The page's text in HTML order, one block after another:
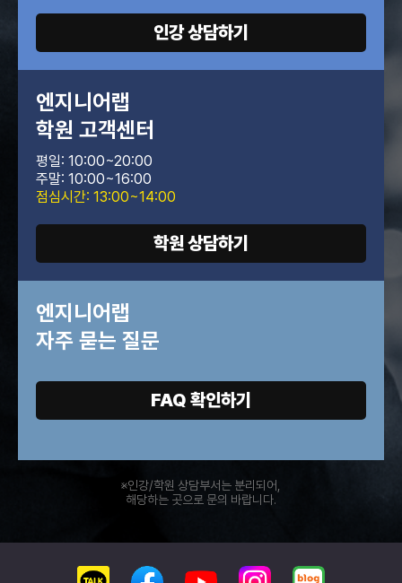
인강 상담하기
엔지니어랩
학원 고객센터
평일: 10:00~20:00
주말: 10:00~16:00
점심시간: 13:00~14:00
학원 상담하기
엔지니어랩
자주 묻는 질문
FAQ 확인하기
※인강/학원 상담부서는 분리되어,
해당하는 곳으로 문의 바랍니다.